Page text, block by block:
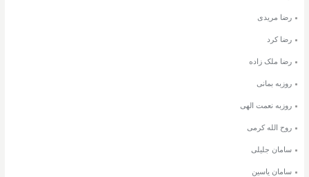
رضا مریدی
رضا کرد
رضا ملک زاده
روزبه بمانی
روزبه نعمت الهی
روح الله کرمی
سامان جلیلی
سامان یاسین